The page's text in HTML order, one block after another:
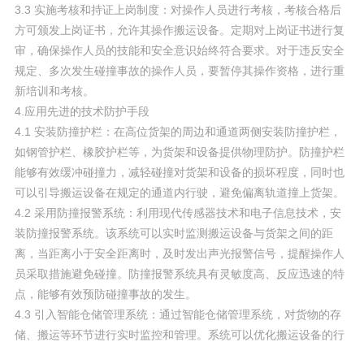
3.3 实施考核和持证上岗制度：对操作人员进行考核，考核合格后
方可颁发上岗证书，允许其操作搬运设备。定期对上岗证书进行复
审，确保操作人员的技能和安全意识始终符合要求。对于违反安全
规定、多次发生碰撞事故的操作人员，要暂停其操作资格，进行重
新培训和考核。
4.应用先进的技术防护手段
4.1 安装防撞护栏：在高位货架的周边和通道两侧安装防撞护栏，
如钢管护栏、橡胶护栏等，为货架和设备提供物理防护。防撞护栏
能够有效缓冲碰撞力，减轻碰撞对货架和设备的损坏程度，同时也
可以引导搬运设备在规定的通道内行驶，避免偏离轨道撞上货架。
4.2 采用防撞报警系统：利用现代传感器技术和电子信息技术，安
装防撞报警系统。该系统可以实时监测搬运设备与货架之间的距
离，当距离小于安全距离时，及时发出声光报警信号，提醒操作人
员采取措施避免碰撞。防撞报警系统具有灵敏度高、反应迅速的特
点，能够有效预防碰撞事故的发生。
4.3 引入智能仓储管理系统：通过智能仓储管理系统，对货物的存
储、搬运等环节进行实时监控和管理。系统可以优化搬运设备的行